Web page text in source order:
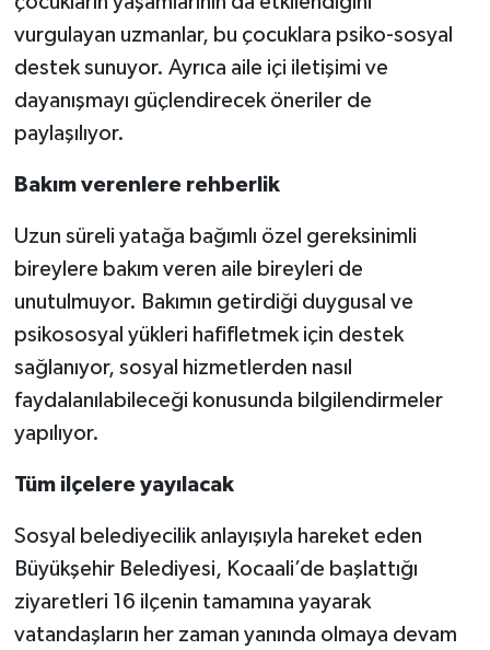
vurgulayan uzmanlar, bu çocuklara psiko-sosyal
destek sunuyor. Ayrıca aile içi iletişimi ve
dayanışmayı güçlendirecek öneriler de
paylaşılıyor.
Bakım verenlere rehberlik
Uzun süreli yatağa bağımlı özel gereksinimli
bireylere bakım veren aile bireyleri de
unutulmuyor. Bakımın getirdiği duygusal ve
psikososyal yükleri hafifletmek için destek
sağlanıyor, sosyal hizmetlerden nasıl
faydalanılabileceği konusunda bilgilendirmeler
yapılıyor.
Tüm ilçelere yayılacak
Sosyal belediyecilik anlayışıyla hareket eden
Büyükşehir Belediyesi, Kocaali’de başlattığı
ziyaretleri 16 ilçenin tamamına yayarak
vatandaşların her zaman yanında olmaya devam